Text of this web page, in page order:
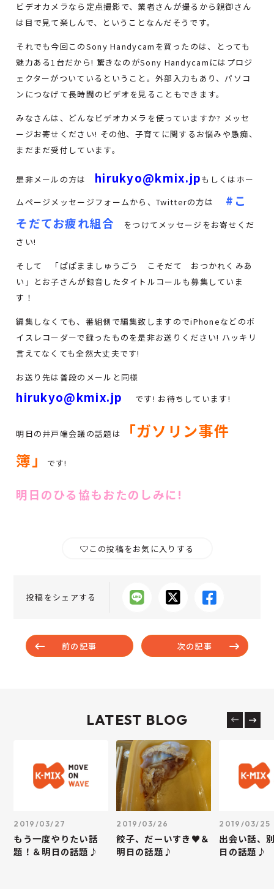
ビデオカメラなら定点撮影で、業者さんが撮るから親御さん
は目で見て楽しんで、ということなんだそうです。
それでも今回このSony Handycamを買ったのは、とっても
魅力ある1台だから! 驚きなのがSony Handycamにはプロジ
ェクターがついているということ。外部入力もあり、パソコ
ンにつなげて長時間のビデオを見ることもできます。
みなさんは、どんなビデオカメラを使っていますか? メッセ
ージお寄せください! その他、子育てに関するお悩みや愚痴、
まだまだ受付しています。
是非メールの方は hirukyo@kmix.jpもしくはホー
ムページメッセージフォームから、Twitterの方は
#こ
そだてお疲れ組合
をつけてメッセージをお寄せくだ
さい!
そして 「ぱぱまましゅうごう こそだて おつかれくみあ
い」とお子さんが録音したタイトルコールも募集していま
す！
編集しなくても、番組側で編集致しますのでiPhoneなどのボ
イスレコーダーで録ったものを是非お送りください! ハッキリ
言えてなくても全然大丈夫です!
お送り先は普段のメールと同様
hirukyo@kmix.jp です! お待ちしています!
明日の井戸端会議の話題は
「ガソリン事件
簿」
です!
明日のひる協もおたのしみに!
この投稿をお気に入りする
投稿をシェアする
前の記事 次の記事
LATEST BLOG
2019/03/27
もう一度やりたい話
題！＆明日の話題♪
2019/03/26
餃子、だーいすき♥＆
明日の話題♪
2019/03/25
出会い話、
日の話題♪